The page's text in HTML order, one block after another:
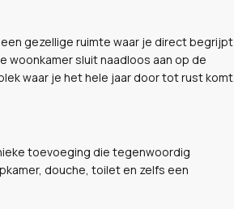
gezellige ruimte waar je direct begrijpt
woonkamer sluit naadloos aan op de
waar je het hele jaar door tot rust komt.
toevoeging die tegenwoordig
douche, toilet en zelfs een